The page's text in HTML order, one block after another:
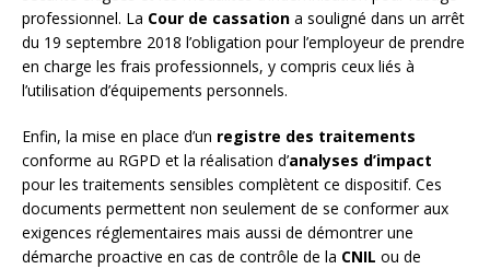
professionnel. La Cour de cassation a souligné dans un arrêt
du 19 septembre 2018 l’obligation pour l’employeur de prendre
en charge les frais professionnels, y compris ceux liés à
l’utilisation d’équipements personnels.
Enfin, la mise en place d’un registre des traitements
conforme au RGPD et la réalisation d’analyses d’impact
pour les traitements sensibles complètent ce dispositif. Ces
documents permettent non seulement de se conformer aux
exigences réglementaires mais aussi de démontrer une
démarche proactive en cas de contrôle de la CNIL ou de